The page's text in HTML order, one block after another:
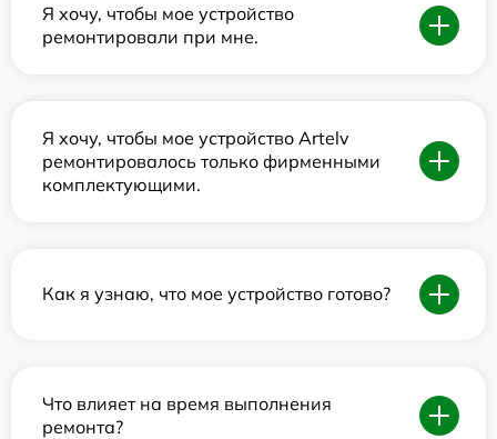
Я хочу, чтобы мое устройство
ремонтировали при мне.
Я хочу, чтобы мое устройство Artelv
ремонтировалось только фирменными
комплектующими.
Как я узнаю, что мое устройство готово?
Что влияет на время выполнения
ремонта?